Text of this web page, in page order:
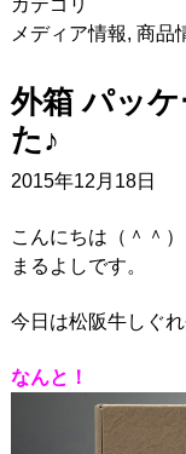
カテゴリ
メディア情報, 商品
外箱 パッ
た♪
2015年12月18日
こんにちは（＾＾）
まるよしです。
今日は松阪牛しぐ
なんと！